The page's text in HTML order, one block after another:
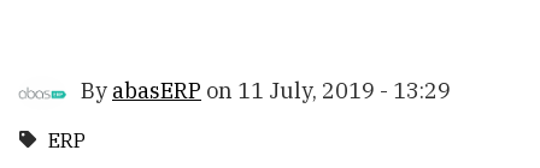
By abasERP on 11 July, 2019 - 13:29
ERP